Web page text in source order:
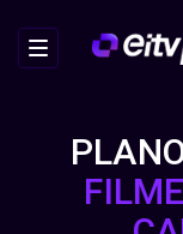
HOME
PLANOS DE